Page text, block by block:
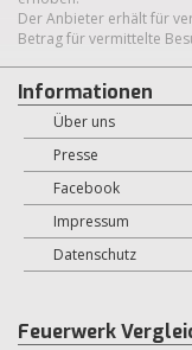
Der Anbieter erhält für
Betrag für vermittelte
Informationen
Über uns
Presse
Facebook
Impressum
Datenschutz
Feuerwerk